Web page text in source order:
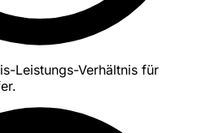
Leistungs-Verhältnis für